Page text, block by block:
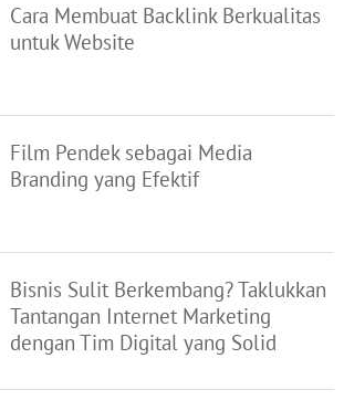
Cara Membuat Backlink Berkualitas
untuk Website
Film Pendek sebagai Media
Branding yang Efektif
Bisnis Sulit Berkembang? Taklukkan
Tantangan Internet Marketing
dengan Tim Digital yang Solid